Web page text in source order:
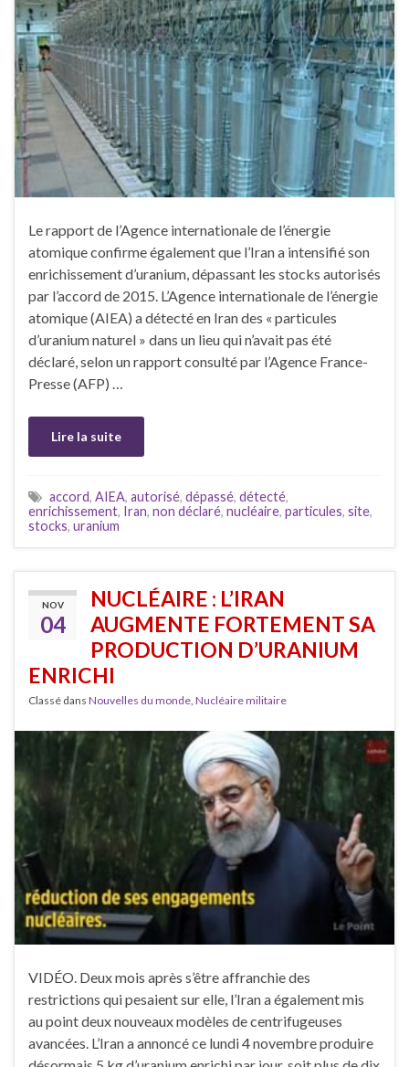
Le rapport de l’Agence internationale de l’énergie
atomique confirme également que l’Iran a intensifié son
enrichissement d’uranium, dépassant les stocks autorisés
par l’accord de 2015. L’Agence internationale de l’énergie
atomique (AIEA) a détecté en Iran des « particules
d’uranium naturel » dans un lieu qui n’avait pas été
déclaré, selon un rapport consulté par l’Agence France-
Presse (AFP) …
Lire la suite
accord, AIEA, autorisé, dépassé, détecté,
enrichissement, Iran, non déclaré, nucléaire, particules, site,
stocks, uranium
NOV
04
NUCLÉAIRE : L’IRAN
AUGMENTE FORTEMENT SA
PRODUCTION D’URANIUM
ENRICHI
Classé dans Nouvelles du monde Nucléaire militaire
VIDÉO. Deux mois après s’être affranchie des
restrictions qui pesaient sur elle, l’Iran a également mis
au point deux nouveaux modèles de centrifugeuses
avancées. L’Iran a annoncé ce lundi 4 novembre produire